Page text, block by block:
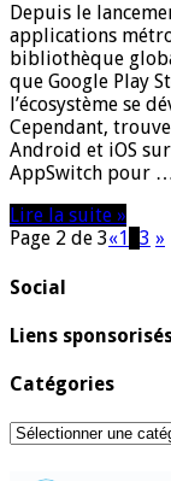
Depuis le
applications
bibliothèque
que Google Play
l’écosystème se
Cependant,
Android et iOS sur
AppSwitch pour
Lire la suite »
Page 2 de 3«1 3 »
Social
Liens
Catégories
Catégories